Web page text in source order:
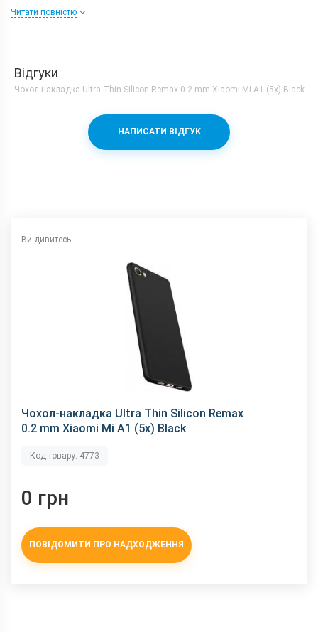
Читати повністю
Відгуки
Чохол-накладка Ultra Thin Silicon Remax 0.2 mm Xiaomi Mi A1 (5x) Black
НАПИСАТИ ВІДГУК
Ви дивитесь:
Чохол-накладка Ultra Thin Silicon Remax
0.2 mm Xiaomi Mi A1 (5x) Black
Код товару: 4773
0 грн
ПОВІДОМИТИ ПРО НАДХОДЖЕННЯ